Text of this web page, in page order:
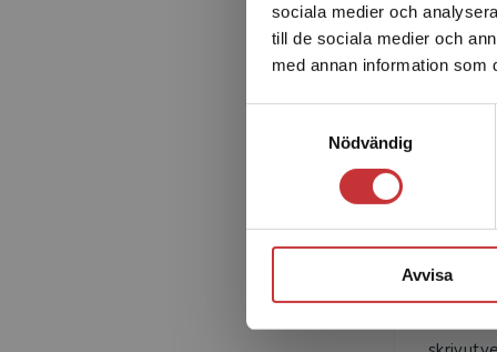
sociala medier och
till de sociala medier och
med annan information som
Nödvändig
Avvisa
förskollärare och rektorer i förskolan.
Maria
och
med